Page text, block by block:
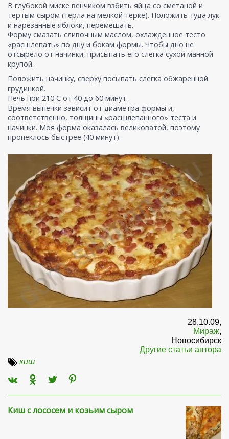
В глубокой миске венчиком взбить яйца со сметаной и
тертым сыром (терла на мелкой терке). Положить туда лук
и нарезанные яблоки, перемешать.
Форму смазать сливочным маслом, охлажденное тесто
«расшлепать» по дну и бокам формы. Чтобы дно не
отсырело от начинки, присыпать его слегка сухой манной
крупой.
Положить начинку, сверху посыпать слегка обжаренной
грудинкой.
Печь при 210 С от 40 до 60 минут.
Время выпечки зависит от диаметра формы и,
соответственно, толщины «расшлепанного» теста и
начинки. Моя форма оказалась великоватой, поэтому
пропеклось быстрее (40 минут).
28.10.09,
Мираж,
Новосибирск
Другие статьи автора
киш
Киш с лососем и козьим сыром